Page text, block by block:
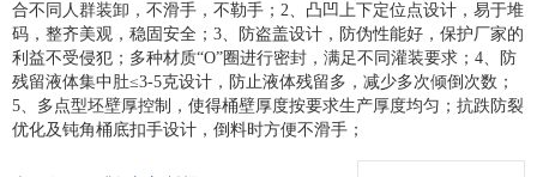
合不同人群装卸，不滑手，不勒手；2、凸凹上下定位点设计，易于堆
码，整齐美观，稳固安全；3、防盗盖设计，防伪性能好，保护厂家的
利益不受侵犯；多种材质“O”圈进行密封，满足不同灌装要求；4、防
残留液体集中肚≤3-5克设计，防止液体残留多，减少多次倾倒次数；
5、多点型坯壁厚控制，使得桶壁厚度按要求生产厚度均匀；抗跌防裂
优化及钝角桶底扣手设计，倒料时方便不滑手；